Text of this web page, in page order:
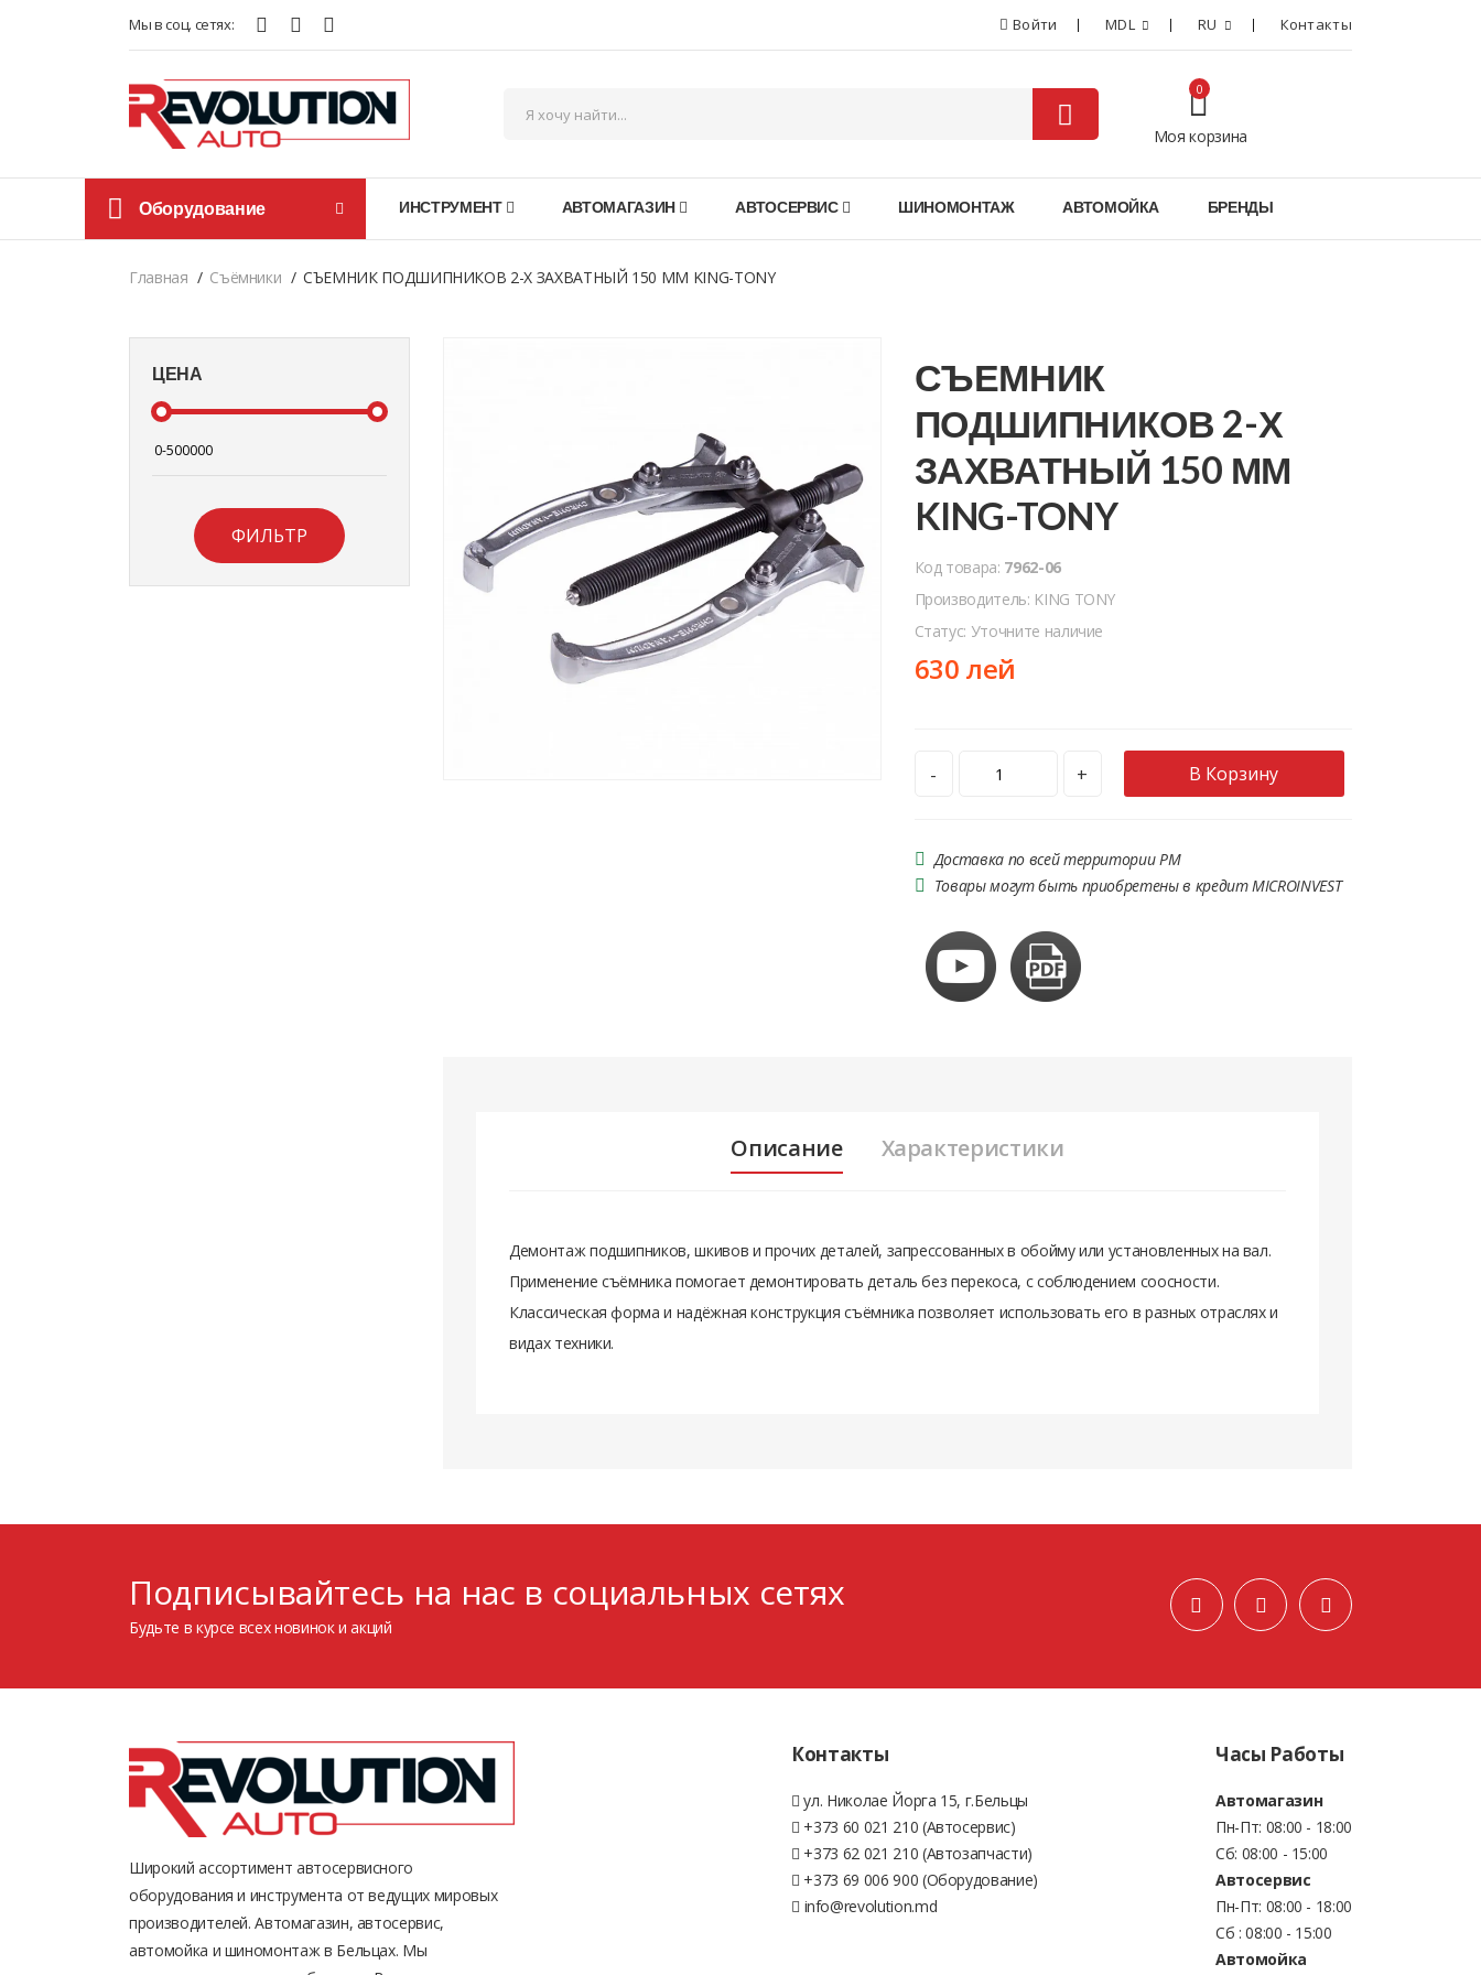
Мы в соц. сетях: Войти MDL RU Контакты
Моя корзина
0
Оборудование ИНСТРУМЕНТ АВТОМАГАЗИН АВТОСЕРВИС ШИНОМОНТАЖ АВТОМОЙКА БРЕНДЫ
Главная Cъёмники СЪЕМНИК ПОДШИПНИКОВ 2-Х ЗАХВАТНЫЙ 150 ММ KING-TONY
ЦЕНА
ФИЛЬТР
СЪЕМНИК
ПОДШИПНИКОВ 2-Х
ЗАХВАТНЫЙ 150 ММ
KING-TONY
Код товара: 7962-06
Производитель: KING TONY
Статус: Уточните наличие
630 лей
- + В Корзину
Доставка по всей территории РМ
Товары могут быть приобретены в кредит MICROINVEST
Описание Характеристики
Демонтаж подшипников, шкивов и прочих деталей, запрессованных в обойму или установленных на вал.
Применение съёмника помогает демонтировать деталь без перекоса, с соблюдением соосности.
Классическая форма и надёжная конструкция съёмника позволяет использовать его в разных отраслях и
видах техники.
Подписывайтесь на нас в социальных сетях
Будьте в курсе всех новинок и акций
Широкий ассортимент автосервисного
оборудования и инструмента от ведущих мировых
производителей. Автомагазин, автосервис,
автомойка и шиномонтаж в Бельцах. Мы
Контакты
ул. Николае Йорга 15, г.Бельцы
+373 60 021 210 (Автосервис)
+373 62 021 210 (Автозапчасти)
+373 69 006 900 (Оборудование)
info@revolution.md
Часы Работы
Автомагазин
Пн-Пт: 08:00 - 18:00
Сб: 08:00 - 15:00
Автосервис
Пн-Пт: 08:00 - 18:00
Сб : 08:00 - 15:00
Автомойка